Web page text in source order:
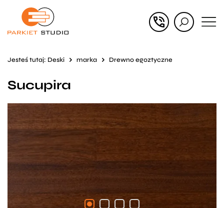
Przejdź
Przejdź
stopce
Jesteś tutaj: Deski marka Drewno egoztyczne
Sucupira